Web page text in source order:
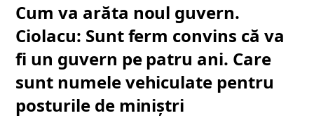
Cum va arăta noul guvern.
Ciolacu: Sunt ferm convins că va
fi un guvern pe patru ani. Care
sunt numele vehiculate pentru
posturile de miniștri